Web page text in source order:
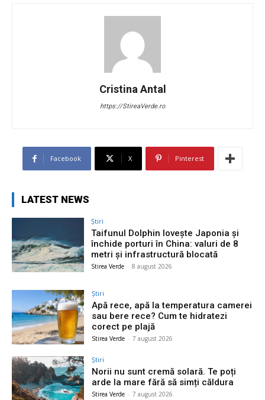
Cristina Antal
https://StireaVerde.ro
Facebook X Pinterest
LATEST NEWS
Știri
Taifunul Dolphin lovește Japonia și
închide porturi în China: valuri de 8
metri și infrastructură blocată
Stirea Verde - 8 august 2026
Știri
Apă rece, apă la temperatura camerei
sau bere rece? Cum te hidratezi
corect pe plajă
Stirea Verde - 7 august 2026
Știri
Norii nu sunt cremă solară. Te poți
arde la mare fără să simți căldura
Stirea Verde - 7 august 2026